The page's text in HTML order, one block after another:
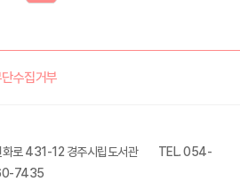
수집거부
로 431-12 경주시립도서관
TEL. 054-
7435